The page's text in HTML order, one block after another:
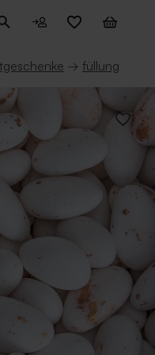
→ füllung